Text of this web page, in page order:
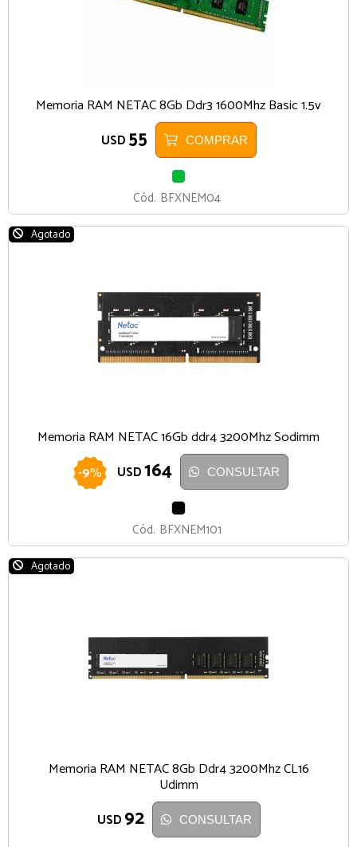
Memoria RAM NETAC 8Gb Ddr3 1600Mhz Basic 1.5v
USD 55 COMPRAR
Cód. BFXNEM04
Agotado
Memoria RAM NETAC 16Gb ddr4 3200Mhz Sodimm
-9% USD164 CONSULTAR
Cód. BFXNEM101
Agotado
Memoria RAM NETAC 8Gb Ddr4 3200Mhz CL16
Udimm
USD 92 CONSULTAR